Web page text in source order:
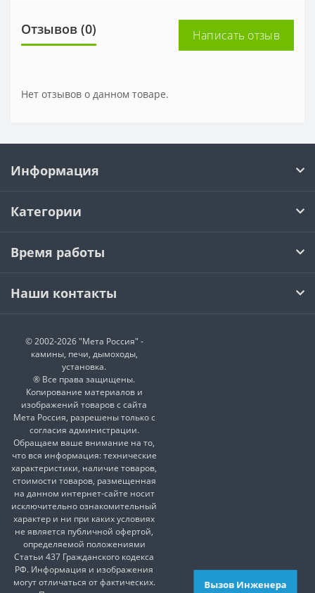
Отзывов (0) Написать отзыв
Нет отзывов о данном товаре.
Информация
Категории
Время работы
Наши контакты
© 2002-2026 "Мета Россия" -
камины, печи, дымоходы,
установка.
® Все права защищены.
Копирование материалов и
изображений товаров с сайта
Мета Россия, разрешены только с
согласия администрации.
Обращаем ваше внимание на то,
что вся информация: технические
характеристики, наличие товаров,
стоимости товаров, размещенная
на данном интернет-сайте носит
исключительно ознакомительный
характер и ни при каких условиях
не является публичной офертой,
определяемой положениями
Статьи 437 Гражданского кодекса
РФ. Информация и изображения
могут отличаться от фактических.
Вызов Инженера